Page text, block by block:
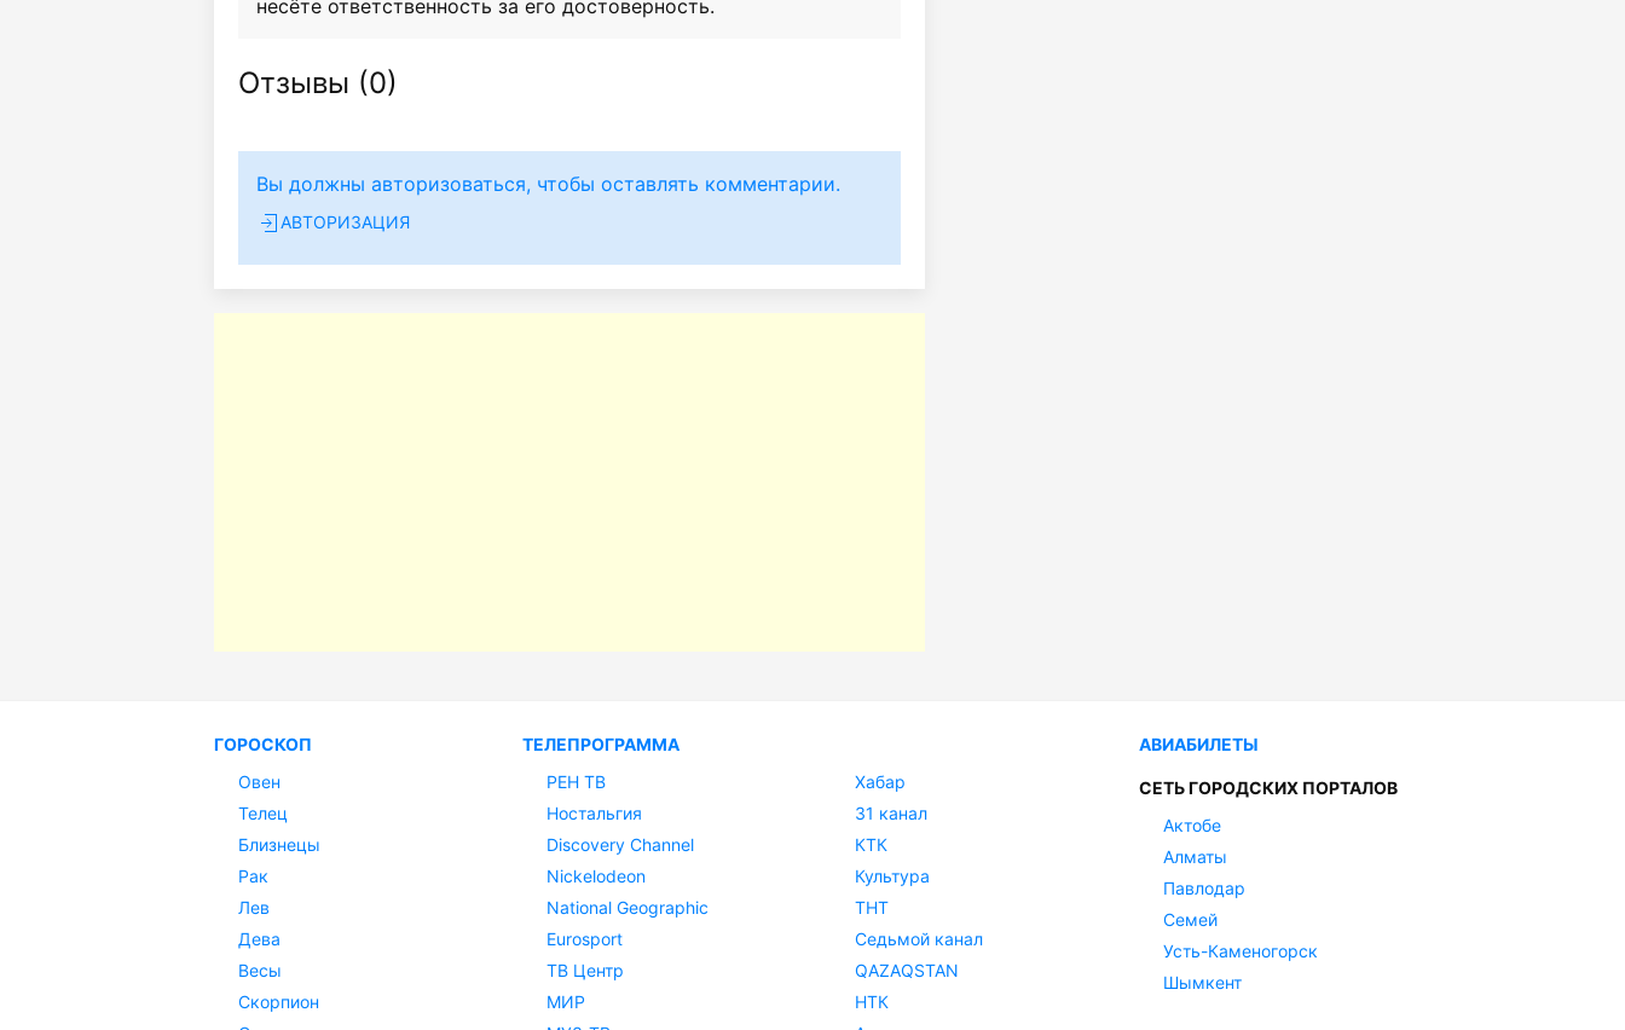
несёте ответственность за его достоверность.
Отзывы (0)
Вы должны авторизоваться, чтобы оставлять комментарии.
АВТОРИЗАЦИЯ
ГОРОСКОП
Овен
Телец
Близнецы
Рак
Лев
Дева
Весы
Скорпион
ТЕЛЕПРОГРАММА
РЕН ТВ
Ностальгия
Discovery Channel
Nickelodeon
National Geographic
Eurosport
ТВ Центр
МИР
Хабар
31 канал
КТК
Культура
ТНТ
Седьмой канал
QAZAQSTAN
НТК
АВИАБИЛЕТЫ
СЕТЬ ГОРОДСКИХ ПОРТАЛОВ
Актобе
Алматы
Павлодар
Семей
Усть-Каменогорск
Шымкент